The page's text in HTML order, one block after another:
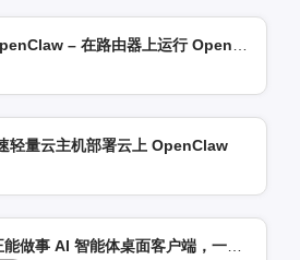
轻量云主机部署云上 OpenClaw